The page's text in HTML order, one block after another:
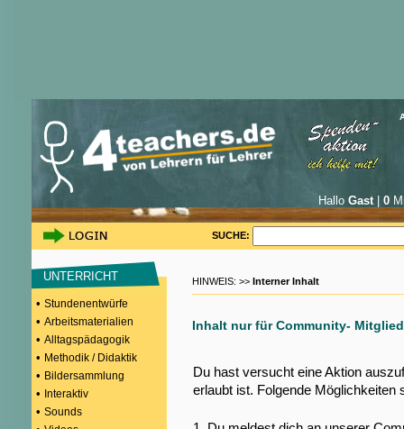
Hallo Gast| 0
SUCHE:
UNTERRICHT
• Stundenentwürfe
• Arbeitsmaterialien
• Alltagspädagogik
• Methodik / Didaktik
• Bildersammlung
• Interaktiv
• Sounds
HINWEIS: >> Interner Inhalt
Inhalt nur für Community-
Du hast versucht eine Aktion
erlaubt ist. Folgende Möglichkeiten